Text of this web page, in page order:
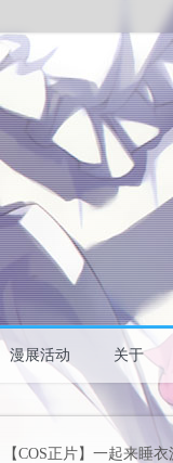
漫展活动 关于
【COS正片】一起来睡